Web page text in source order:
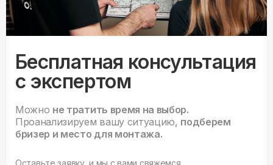
Бесплатная консультация
с экспертом
Можно не тратить время на выбор.
Проанализируем вашу ситуацию, подберем
бризер и место для монтажа.
Оставьте заявку, и мы с вами свяжемся.